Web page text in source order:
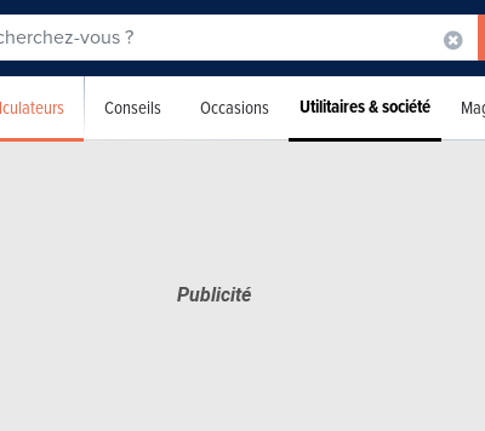
Conseils Occasions Utilitaires & société